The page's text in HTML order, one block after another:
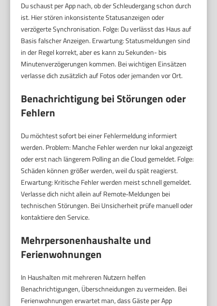
Du schaust per App nach, ob der Schleudergang schon durch
ist. Hier stören inkonsistente Statusanzeigen oder
verzögerte Synchronisation. Folge: Du verlässt das Haus auf
Basis falscher Anzeigen. Erwartung: Statusmeldungen sind
in der Regel korrekt, aber es kann zu Sekunden- bis
Minutenverzögerungen kommen. Bei wichtigen Einsätzen
verlasse dich zusätzlich auf Fotos oder jemanden vor Ort.
Benachrichtigung bei Störungen oder
Fehlern
Du möchtest sofort bei einer Fehlermeldung informiert
werden. Problem: Manche Fehler werden nur lokal angezeigt
oder erst nach längerem Polling an die Cloud gemeldet. Folge:
Schäden können größer werden, weil du spät reagierst.
Erwartung: Kritische Fehler werden meist schnell gemeldet.
Verlasse dich nicht allein auf Remote‑Meldungen bei
technischen Störungen. Bei Unsicherheit prüfe manuell oder
kontaktiere den Service.
Mehrpersonenhaushalte und
Ferienwohnungen
In Haushalten mit mehreren Nutzern helfen
Benachrichtigungen, Überschneidungen zu vermeiden. Bei
Ferienwohnungen erwartet man, dass Gäste per App